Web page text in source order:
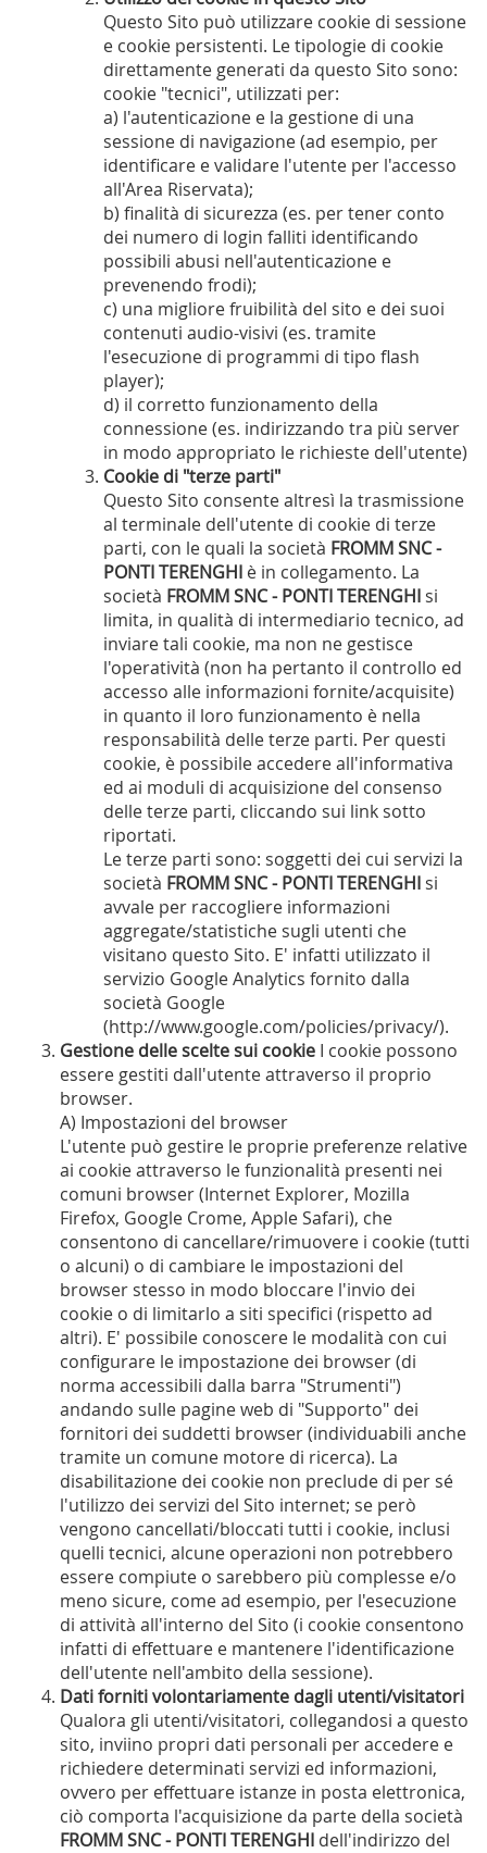
Questo Sito può utilizzare cookie di sessione
e cookie persistenti. Le tipologie di cookie
direttamente generati da questo Sito sono:
cookie "tecnici", utilizzati per:
a) l'autenticazione e la gestione di una
sessione di navigazione (ad esempio, per
identificare e validare l'utente per l'accesso
all'Area Riservata);
b) finalità di sicurezza (es. per tener conto
dei numero di login falliti identificando
possibili abusi nell'autenticazione e
prevenendo frodi);
c) una migliore fruibilità del sito e dei suoi
contenuti audio-visivi (es. tramite
l'esecuzione di programmi di tipo flash
player);
d) il corretto funzionamento della
connessione (es. indirizzando tra più server
in modo appropriato le richieste dell'utente)
Cookie di "terze parti"
Questo Sito consente altresì la trasmissione
al terminale dell'utente di cookie di terze
parti, con le quali la società FROMM SNC -
PONTI TERENGHI è in collegamento. La
società FROMM SNC - PONTI TERENGHI si
limita, in qualità di intermediario tecnico, ad
inviare tali cookie, ma non ne gestisce
l'operatività (non ha pertanto il controllo ed
accesso alle informazioni fornite/acquisite)
in quanto il loro funzionamento è nella
responsabilità delle terze parti. Per questi
cookie, è possibile accedere all'informativa
ed ai moduli di acquisizione del consenso
delle terze parti, cliccando sui link sotto
riportati.
Le terze parti sono: soggetti dei cui servizi la
società FROMM SNC - PONTI TERENGHI si
avvale per raccogliere informazioni
aggregate/statistiche sugli utenti che
visitano questo Sito. E' infatti utilizzato il
servizio Google Analytics fornito dalla
società Google
(http://www.google.com/policies/privacy/).
Gestione delle scelte sui cookie I cookie possono
essere gestiti dall'utente attraverso il proprio
browser.
A) Impostazioni del browser
L'utente può gestire le proprie preferenze relative
ai cookie attraverso le funzionalità presenti nei
comuni browser (Internet Explorer, Mozilla
Firefox, Google Crome, Apple Safari), che
consentono di cancellare/rimuovere i cookie (tutti
o alcuni) o di cambiare le impostazioni del
browser stesso in modo bloccare l'invio dei
cookie o di limitarlo a siti specifici (rispetto ad
altri). E' possibile conoscere le modalità con cui
configurare le impostazione dei browser (di
norma accessibili dalla barra "Strumenti")
andando sulle pagine web di "Supporto" dei
fornitori dei suddetti browser (individuabili anche
tramite un comune motore di ricerca). La
disabilitazione dei cookie non preclude di per sé
l'utilizzo dei servizi del Sito internet; se però
vengono cancellati/bloccati tutti i cookie, inclusi
quelli tecnici, alcune operazioni non potrebbero
essere compiute o sarebbero più complesse e/o
meno sicure, come ad esempio, per l'esecuzione
di attività all'interno del Sito (i cookie consentono
infatti di effettuare e mantenere l'identificazione
dell'utente nell'ambito della sessione).
Dati forniti volontariamente dagli utenti/visitatori
Qualora gli utenti/visitatori, collegandosi a questo
sito, inviino propri dati personali per accedere e
richiedere determinati servizi ed informazioni,
ovvero per effettuare istanze in posta elettronica,
ciò comporta l'acquisizione da parte della società
FROMM SNC - PONTI TERENGHI dell'indirizzo del